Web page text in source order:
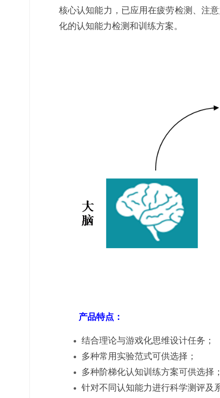
核心认知能力，已应用在疲劳检测、注
化的认知能力检测和训练方案。
产品特点：
结合理论与游戏化思维设计任务；
多种常用实验范式可供选择；
多种阶梯化认知训练方案可供选择
针对不同认知能力进行科学测评及